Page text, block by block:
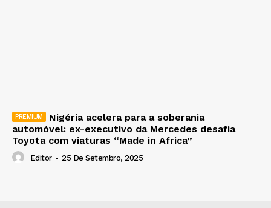
Nigéria acelera para a soberania
automóvel: ex-executivo da Mercedes desafia
Toyota com viaturas “Made in Africa”
Editor - 25 De Setembro, 2025